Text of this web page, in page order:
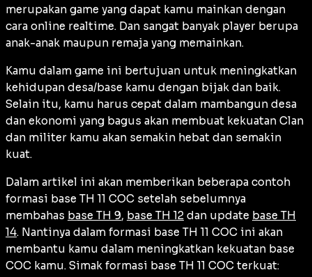
merupakan game yang dapat kamu mainkan dengan
cara online realtime. Dan sangat banyak player berupa
anak-anak maupun remaja yang memainkan.
Kamu dalam game ini bertujuan untuk meningkatkan
kehidupan desa/base kamu dengan bijak dan baik.
Selain itu, kamu harus cepat dalam mambangun desa
dan ekonomi yang bagus akan membuat kekuatan Clan
dan militer kamu akan semakin hebat dan semakin
kuat.
Dalam artikel ini akan memberikan beberapa contoh
formasi base TH 11 COC setelah sebelumnya
membahas base TH 9, base TH 12 dan update base TH
14. Nantinya dalam formasi base TH 11 COC ini akan
membantu kamu dalam meningkatkan kekuatan base
COC kamu. Simak formasi base TH 11 COC terkuat: